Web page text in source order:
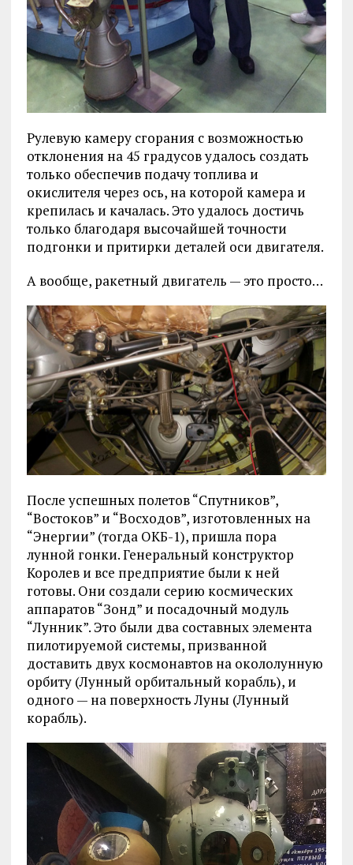
Рулевую камеру сгорания с возможностью
отклонения на 45 градусов удалось создать
только обеспечив подачу топлива и
окислителя через ось, на которой камера и
крепилась и качалась. Это удалось достичь
только благодаря высочайшей точности
подгонки и притирки деталей оси двигателя.
А вообще, ракетный двигатель — это просто…
После успешных полетов “Спутников”,
“Востоков” и “Восходов”, изготовленных на
“Энергии” (тогда ОКБ-1), пришла пора
лунной гонки. Генеральный конструктор
Королев и все предприятие были к ней
готовы. Они создали серию космических
аппаратов “Зонд” и посадочный модуль
“Лунник”. Это были два составных элемента
пилотируемой системы, призванной
доставить двух космонавтов на окололунную
орбиту (Лунный орбитальный корабль), и
одного — на поверхность Луны (Лунный
корабль).